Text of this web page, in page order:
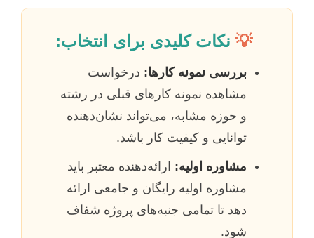
💡 نکات کلیدی برای انتخاب:
بررسی نمونه کارها: درخواست
مشاهده نمونه کارهای قبلی در رشته
و حوزه مشابه، می‌تواند نشان‌دهنده
توانایی و کیفیت کار باشد.
مشاوره اولیه: ارائه‌دهنده معتبر باید
مشاوره اولیه رایگان و جامعی ارائه
دهد تا تمامی جنبه‌های پروژه شفاف
شود.